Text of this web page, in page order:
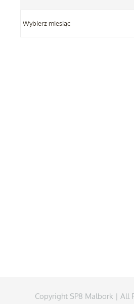
Znajdź
Copyright SP8 Malbork | All